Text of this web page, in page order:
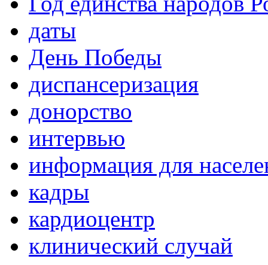
даты
День Победы
диспансеризация
донорство
интервью
информация для
кадры
кардиоцентр
клинический случай